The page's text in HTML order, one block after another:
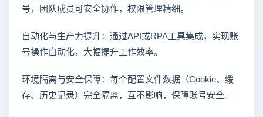
号，团队成员可安全协作，权限管理精细。
自动化与生产力提升：通过API或RPA工具集成，实现账
号操作自动化，大幅提升工作效率。
环境隔离与安全保障：每个配置文件数据（Cookie、缓
存、历史记录）完全隔离，互不影响，保障账号安全。